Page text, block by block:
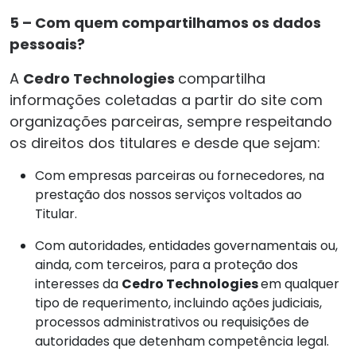
5 – Com quem compartilhamos os dados
pessoais?
A Cedro Technologies compartilha
informações coletadas a partir do site com
organizações parceiras, sempre respeitando
os direitos dos titulares e desde que sejam:
Com empresas parceiras ou fornecedores, na
prestação dos nossos serviços voltados ao
Titular.
Com autoridades, entidades governamentais ou,
ainda, com terceiros, para a proteção dos
interesses da Cedro Technologiesem qualquer
tipo de requerimento, incluindo ações judiciais,
processos administrativos ou requisições de
autoridades que detenham competência legal.